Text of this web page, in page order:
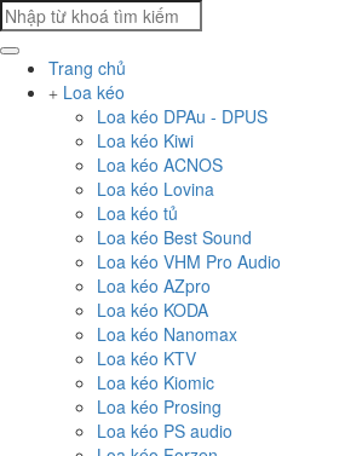
Trang chủ
Loa kéo
Loa kéo DPAu - DPUS
Loa kéo Kiwi
Loa kéo ACNOS
Loa kéo Lovina
Loa kéo tủ
Loa kéo Best Sound
Loa kéo VHM Pro Audio
Loa kéo AZpro
Loa kéo KODA
Loa kéo Nanomax
Loa kéo KTV
Loa kéo Kiomic
Loa kéo Prosing
Loa kéo PS audio